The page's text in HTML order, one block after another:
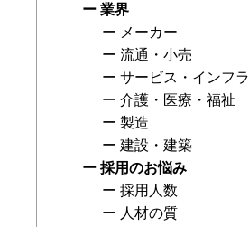
業界
メーカー
流通・小売
サービス・インフラ
介護・医療・福祉
製造
建設・建築
採用のお悩み
採用人数
人材の質